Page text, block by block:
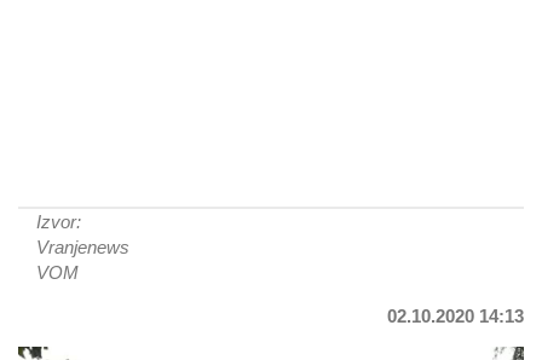
Izvor:
Vranjenews
VOM
02.10.2020 14:13